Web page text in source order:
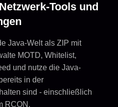
Tools und
Java-Welt als ZIP mit
MOTD, Whitelist,
und nutze die Java-
in der
sind - einschließlich
RCON.